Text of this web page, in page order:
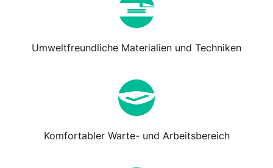
Umweltfreundliche Materialien und Techniken
Komfortabler Warte- und Arbeitsbereich